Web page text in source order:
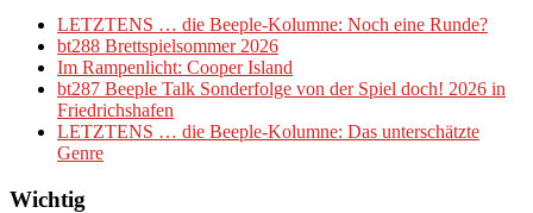
LETZTENS … die Beeple-Kolumne: Noch eine Runde?
bt288 Brettspielsommer 2026
Im Rampenlicht: Cooper Island
bt287 Beeple Talk Sonderfolge von der Spiel doch! 2026 in
Friedrichshafen
LETZTENS … die Beeple-Kolumne: Das unterschätzte
Genre
Wichtig